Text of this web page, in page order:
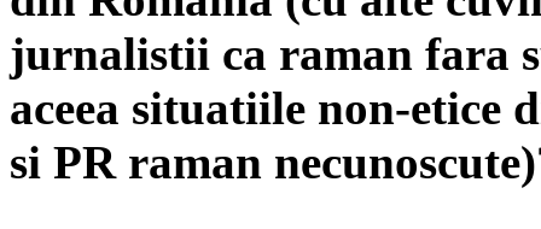
jurnalistii ca raman fara
aceea situatiile non-etice
si PR raman